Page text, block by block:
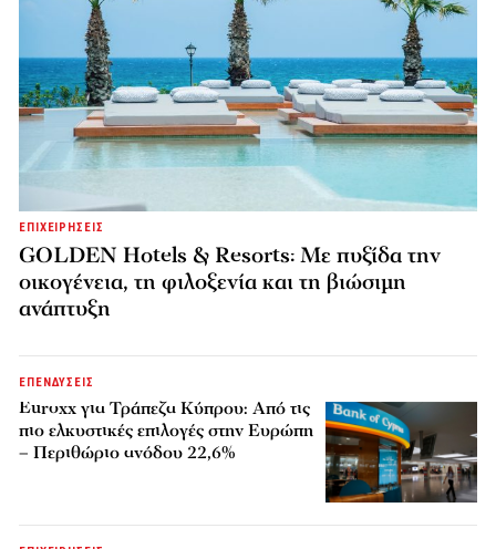
ΕΠΙΧΕΙΡΗΣΕΙΣ
GOLDEN Hotels & Resorts: Με πυξίδα την
οικογένεια, τη φιλοξενία και τη βιώσιμη
ανάπτυξη
ΕΠΕΝΔΥΣΕΙΣ
Euroxx για Τράπεζα Κύπρου: Από τις
πιο ελκυστικές επιλογές στην Ευρώπη
– Περιθώριο ανόδου 22,6%